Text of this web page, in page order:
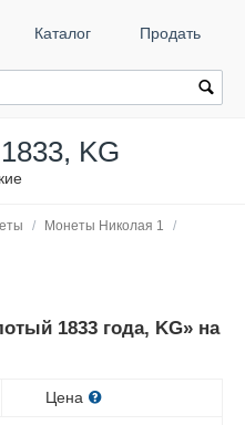
Каталог Продать
KG
/ Монеты Николая 1
/
1833 года, KG» на
Цена